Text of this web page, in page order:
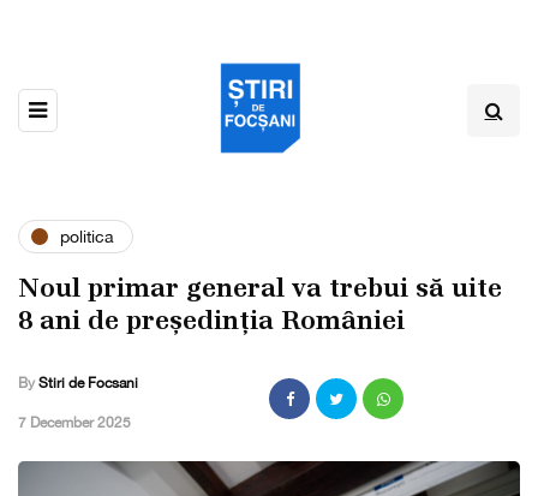
politica
Noul primar general va trebui să uite
8 ani de președinția României
By Stiri de Focsani
,7 December 2025